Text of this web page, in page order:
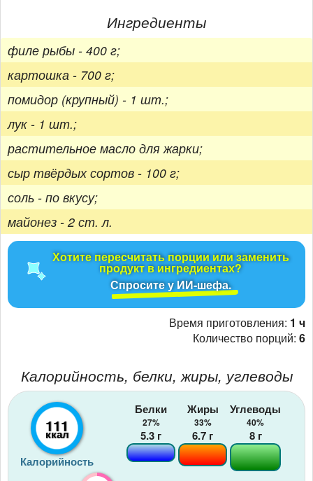
Ингредиенты
филе рыбы - 400 г;
картошка - 700 г;
помидор (крупный) - 1 шт.;
лук - 1 шт.;
растительное масло для жарки;
сыр твёрдых сортов - 100 г;
соль - по вкусу;
майонез - 2 ст. л.
Хотите пересчитать порции или заменить
продукт в ингредиентах?
Спросите у ИИ-шефа.
Время приготовления: 1 ч
Количество порций: 6
Калорийность, белки, жиры, углеводы
111
ккал
Калорийность
Белки
27%
5.3 г
Жиры
33%
6.7 г
Углеводы
40%
8г